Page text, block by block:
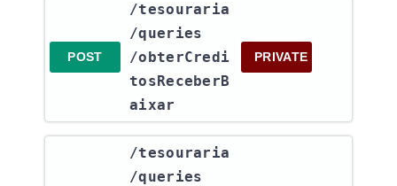
POST
​/tesouraria​
/queries​
/obterCredi
tosReceberB
aixar
PRIVATE
​/tesouraria​
/queries​